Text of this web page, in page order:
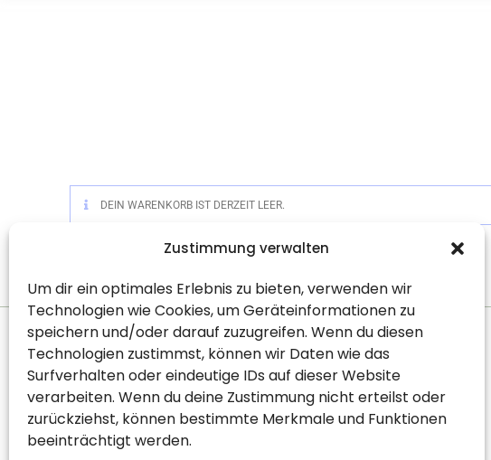
Zustimmung verwalten
Um dir ein optimales Erlebnis zu bieten, verwenden wir
Technologien wie Cookies, um Geräteinformationen zu
speichern und/oder darauf zuzugreifen. Wenn du diesen
Technologien zustimmst, können wir Daten wie das
Surfverhalten oder eindeutige IDs auf dieser Website
verarbeiten. Wenn du deine Zustimmung nicht erteilst oder
zurückziehst, können bestimmte Merkmale und Funktionen
beeinträchtigt werden.
DEIN WARENKORB IST DERZEIT LEER.
Willkommen
Shopseite
Blog
Empfehlungen
Downloads